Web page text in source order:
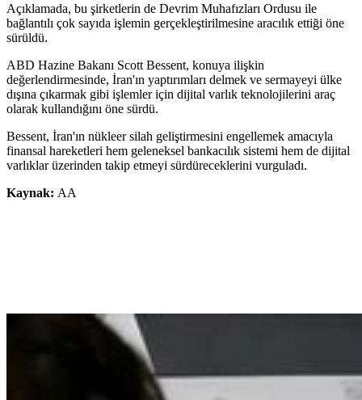
Açıklamada, bu şirketlerin de Devrim Muhafızları Ordusu ile
bağlantılı çok sayıda işlemin gerçekleştirilmesine aracılık ettiği öne
sürüldü.
ABD Hazine Bakanı Scott Bessent, konuya ilişkin
değerlendirmesinde, İran'ın yaptırımları delmek ve sermayeyi ülke
dışına çıkarmak gibi işlemler için dijital varlık teknolojilerini araç
olarak kullandığını öne sürdü.
Bessent, İran'ın nükleer silah geliştirmesini engellemek amacıyla
finansal hareketleri hem geleneksel bankacılık sistemi hem de dijital
varlıklar üzerinden takip etmeyi sürdüreceklerini vurguladı.
Kaynak: AA